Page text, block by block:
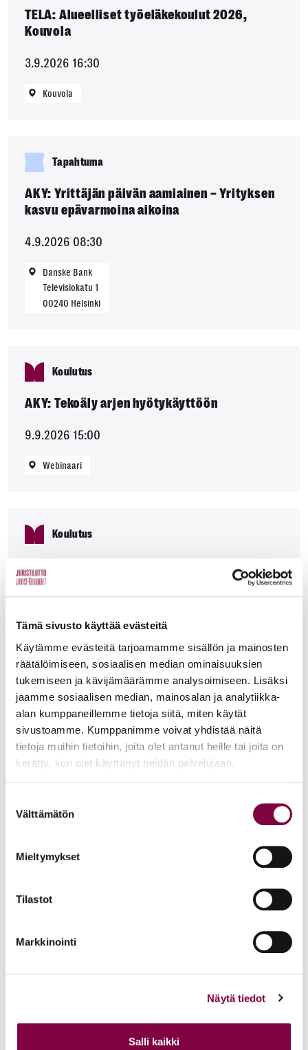
Tämä sivusto käyttää evästeitä
Käytämme evästeitä tarjoamamme sisällön ja mainosten
räätälöimiseen, sosiaalisen median ominaisuuksien
tukemiseen ja kävijämäärämme analysoimiseen. Lisäksi
jaamme sosiaalisen median, mainosalan ja analytiikka-
alan kumppaneillemme tietoja siitä, miten käytät
sivustoamme. Kumppanimme voivat yhdistää näitä
tietoja muihin tietoihin, joita olet antanut heille tai joita on
kerätty, kun olet käyttänyt heidän palvelujaan.
valinta
Välttämätön
Mieltymykset
Tilastot
Markkinointi
Näytä tiedot
Salli kaikki
TELA: Alueelliset työeläkekoulut 2026,
Kouvola
3.9.2026 16:30
Kouvola
Tapahtuma
AKY: Yrittäjän päivän aamiainen – Yrityksen
kasvu epävarmoina aikoina
4.9.2026 08:30
Danske Bank
Televisiokatu 1
00240 Helsinki
Koulutus
AKY: Tekoäly arjen hyötykäyttöön
9.9.2026 15:00
Webinaari
Koulutus
AKY: Yrittäjän talous haltuun – vinkit omaan
ja yrityksen talouden hallintaan
Webinaari
Koulutus
AKY: Palvelumuotoilua pienyrittäjälle
AKY: Superihminen vai uupunut yrittäjä –